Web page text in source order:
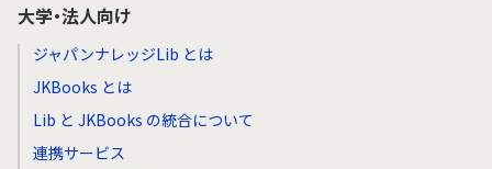
大学・法人向け
ジャパンナレッジLib とは
JKBooks とは
Lib と JKBooks の統合について
連携サービス